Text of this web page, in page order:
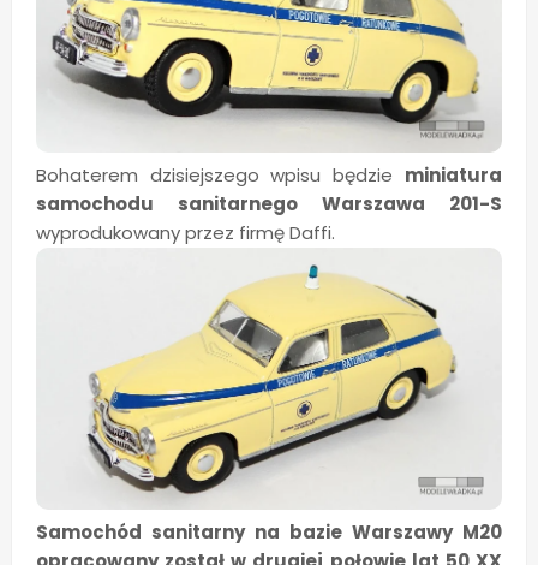
Bohaterem dzisiejszego wpisu będzie miniatura
samochodu sanitarnego Warszawa 201-S
wyprodukowany przez firmę Daffi.
Samochód sanitarny na bazie Warszawy M20